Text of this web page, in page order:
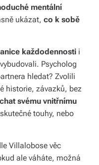
ol
mentální
ukázat, co k sobě
každodennosti i
Psycholog
hledat? Zvolili
historie, závazků, bez
svému vnitřnímu
touhy, nebo
Villalobose věc
ale váháte, možná